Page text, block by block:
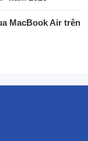
MacBook Air trên